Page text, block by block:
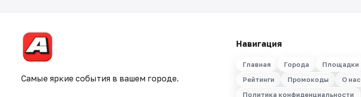
Самые яркие события в вашем городе.
Навигация
Главная Города Площадки
Рейтинги
Промокоды О нас
Политика конфиденциальности